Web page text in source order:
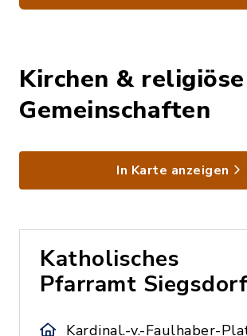
Kirchen & religiöse
Gemeinschaften
In Karte anzeigen
Katholisches
Pfarramt Siegsdorf
Kardinal.-v.-Faulhaber-